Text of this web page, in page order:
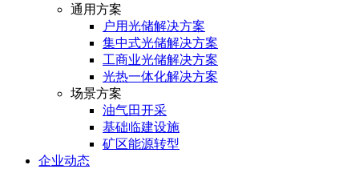
通用方案
户⽤光储解决⽅案
集中式光储解决⽅案
⼯商业光储解决⽅案
光热⼀体化解决⽅案
场景方案
油气田开采
基础临建设施
矿区能源转型
企业动态